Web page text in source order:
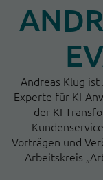
Andreas Klug
Experte für KI-
der KI-
Vorträgen und
Arbeitskreis